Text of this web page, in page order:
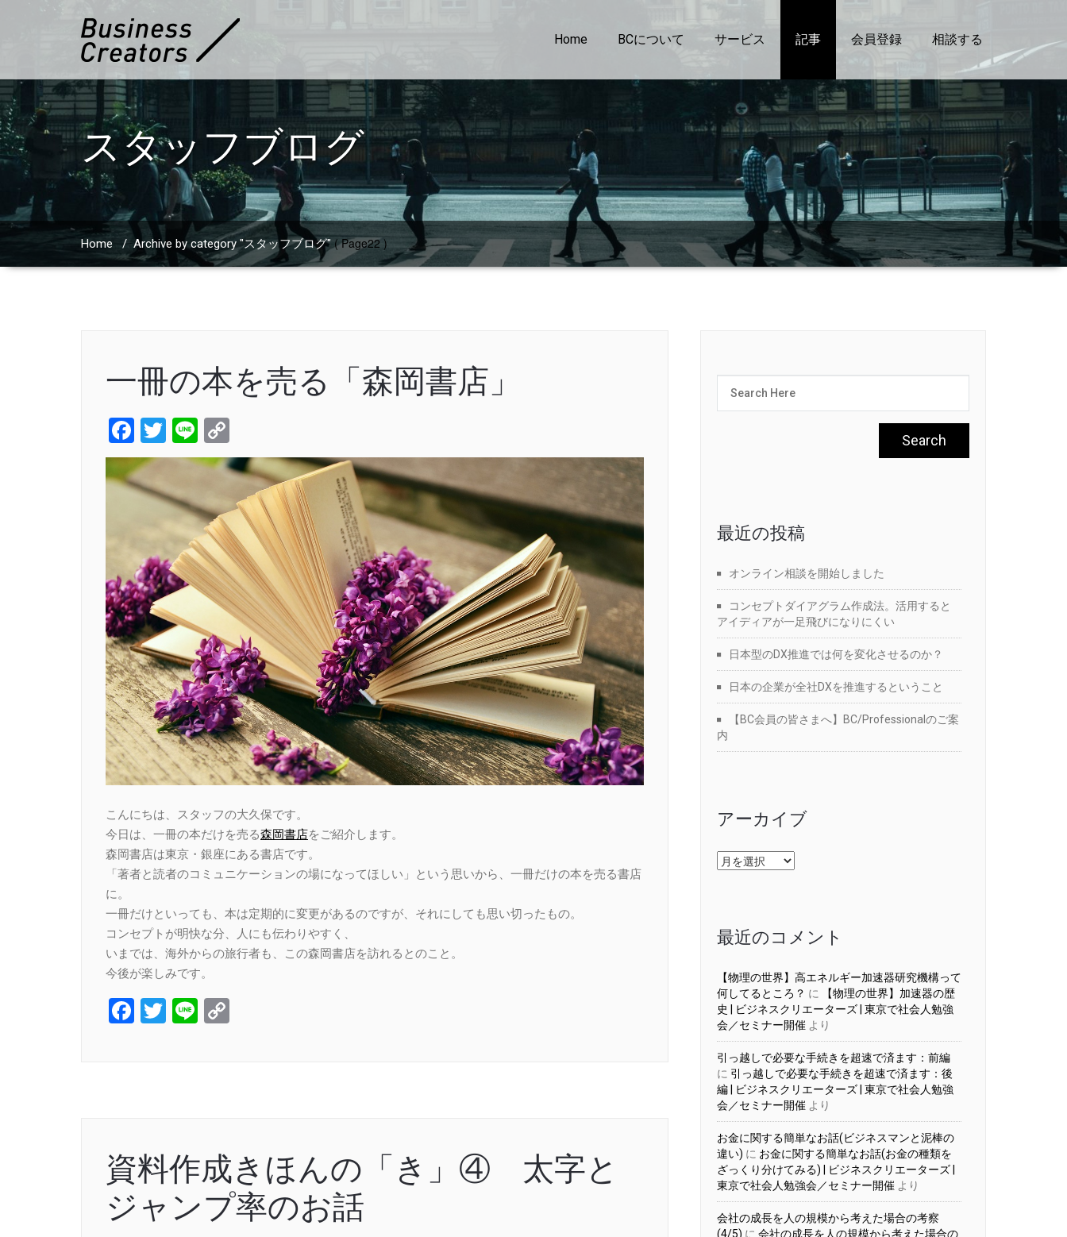
Home BCについて サービス 記事 会員登録 相談する
スタッフブログ
Home / Archive by category "スタッフブログ" ( Page22 )
一冊の本を売る「森岡書店」
Facebook
Twitter
Line
Link
こんにちは、スタッフの大久保です。
今日は、一冊の本だけを売る森岡書店をご紹介します。
森岡書店は東京・銀座にある書店です。
「著者と読者のコミュニケーションの場になってほしい」という思いから、一冊だけの本を売る書店
に。
一冊だけといっても、本は定期的に変更があるのですが、それにしても思い切ったもの。
コンセプトが明快な分、人にも伝わりやすく、
いまでは、海外からの旅行者も、この森岡書店を訪れるとのこと。
今後が楽しみです。
Facebook
Twitter
Line
資料作成きほんの「き」④ 太字と
ジャンプ率のお話
最近の投稿
オンライン相談を開始しました
コンセプトダイアグラム作成法。活用すると
アイディアが一足飛びになりにくい
日本型のDX推進では何を変化させるのか？
日本の企業が全社DXを推進するということ
【BC会員の皆さまへ】BC/Professionalのご案
内
アーカイブ
ア
ー
最近のコメント
【物理の世界】高エネルギー加速器研究機構って
何してるところ？ に
【物理の世界】加速器の歴
史 | ビジネスクリエーターズ | 東京で社会人勉強
会／セミナー開催 より
引っ越しで必要な手続きを超速で済ます：前編
に 引っ越しで必要な手続きを超速で済ます：後
編 | ビジネスクリエーターズ | 東京で社会人勉強
会／セミナー開催 より
お金に関する簡単なお話(ビジネスマンと泥棒の
違い) に お金に関する簡単なお話(お金の種類を
ざっくり分けてみる) | ビジネスクリエーターズ |
東京で社会人勉強会／セミナー開催 より
会社の成長を人の規模から考えた場合の考察
(4/5) に 会社の成長を人の規模から考えた場合の